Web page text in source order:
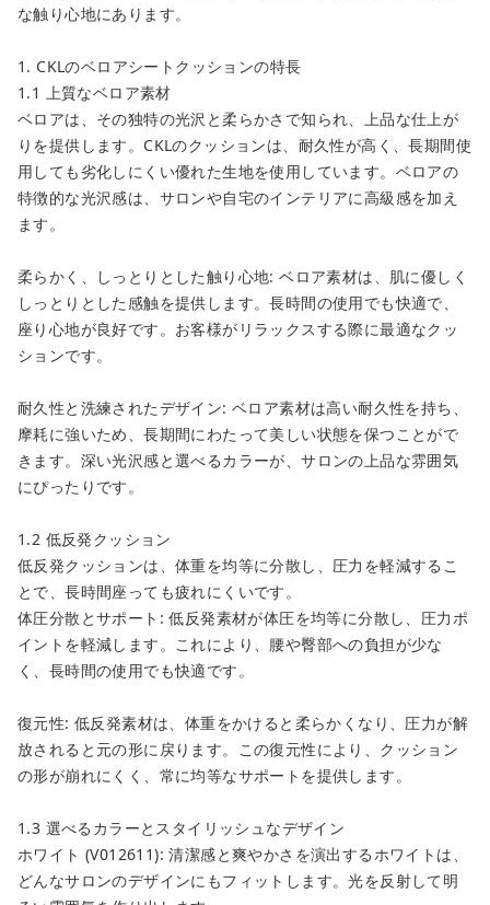
カートに追加しました。
な触り心地にあります。
1. CKLのベロアシートクッションの特長
1.1 上質なベロア素材
ベロアは、その独特の光沢と柔らかさで知られ、上品な仕上が
りを提供します。CKLのクッションは、耐久性が高く、長期間使
用しても劣化しにくい優れた生地を使用しています。ベロアの
特徴的な光沢感は、サロンや自宅のインテリアに高級感を加え
ます。
柔らかく、しっとりとした触り心地: ベロア素材は、肌に優しく
しっとりとした感触を提供します。長時間の使用でも快適で、
座り心地が良好です。お客様がリラックスする際に最適なクッ
ションです。
耐久性と洗練されたデザイン: ベロア素材は高い耐久性を持ち、
摩耗に強いため、長期間にわたって美しい状態を保つことがで
きます。深い光沢感と選べるカラーが、サロンの上品な雰囲気
にぴったりです。
1.2 低反発クッション
低反発クッションは、体重を均等に分散し、圧力を軽減するこ
とで、長時間座っても疲れにくいです。
体圧分散とサポート: 低反発素材が体圧を均等に分散し、圧力ポ
イントを軽減します。これにより、腰や臀部への負担が少な
く、長時間の使用でも快適です。
復元性: 低反発素材は、体重をかけると柔らかくなり、圧力が解
放されると元の形に戻ります。この復元性により、クッション
の形が崩れにくく、常に均等なサポートを提供します。
1.3 選べるカラーとスタイリッシュなデザイン
ホワイト (V012611): 清潔感と爽やかさを演出するホワイトは、
どんなサロンのデザインにもフィットします。光を反射して明